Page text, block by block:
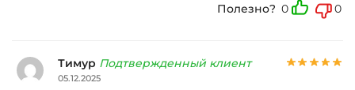
Полезно? 0 0
Тимур Подтвержденный клиент
05.12.2025